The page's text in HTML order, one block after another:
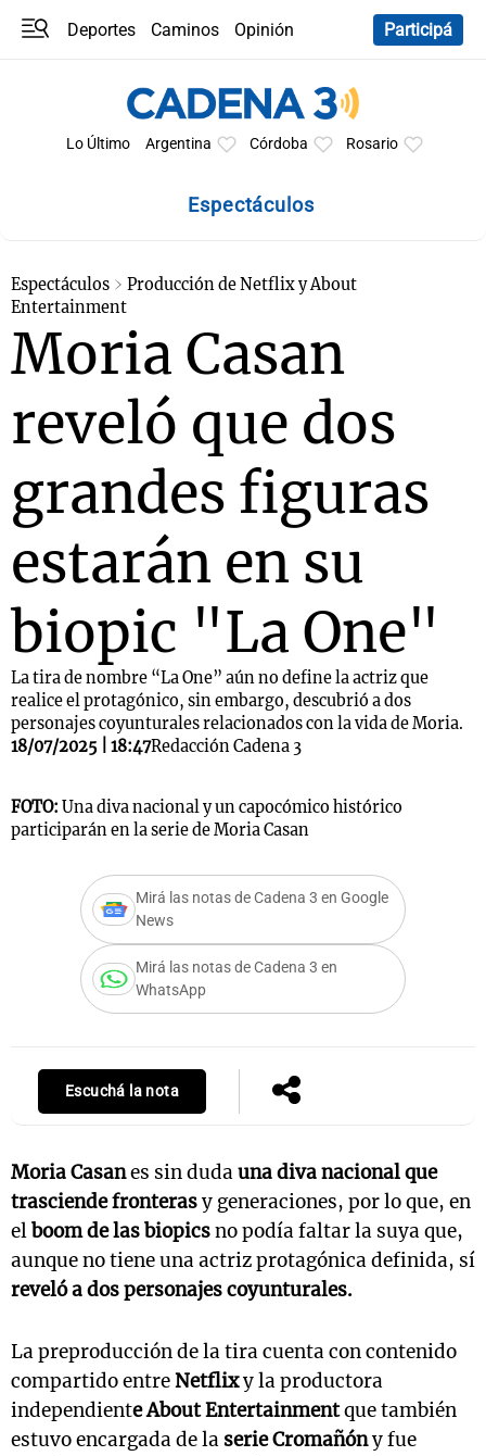
Deportes Caminos
Opinión
Participá
Lo Último Argentina Córdoba Rosario
Espectáculos
Espectáculos
Producción de Netflix y About
Entertainment
Moria Casan
reveló que dos
grandes figuras
estarán en su
biopic "La One"
La tira de nombre “La One” aún no define la actriz que
realice el protagónico, sin embargo, descubrió a dos
personajes coyunturales relacionados con la vida de Moria.
18/07/2025 | 18:47Redacción Cadena 3
FOTO: Una diva nacional y un capocómico histórico
participarán en la serie de Moria Casan
Mirá las notas de Cadena 3 en Google
News
Mirá las notas de Cadena 3 en
WhatsApp
Escuchá la nota
Moria Casanes sin dudauna diva nacional que
trasciende fronterasy generaciones, por lo que, en
elboom de las biopicsno podía faltar la suya que,
aunque no tiene una actriz protagónica definida, sí
reveló a dos personajes coyunturales.
La preproducción de la tira cuenta con contenido
compartido entreNetflixy la productora
independiente About Entertainmentque también
estuvo encargada de la serie Cromañóny fue
Notas